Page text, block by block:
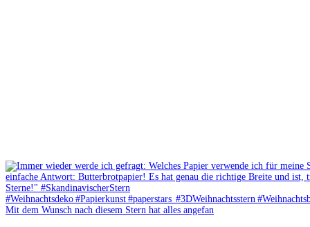
Mit dem Wunsch nach diesem Stern hat alles angefan